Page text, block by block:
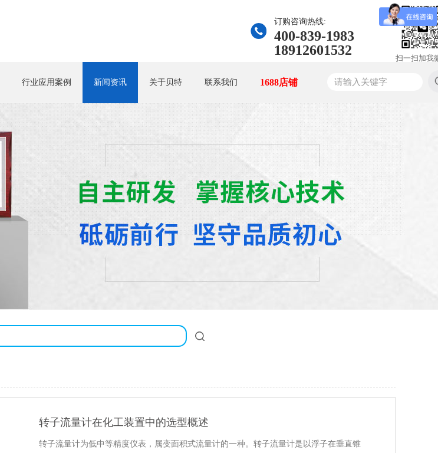
扫一扫加我
订购咨询热线:
400-839-1983
18912601532
行业应用案例 新闻资讯 关于贝特 联系我们 1688店铺
转子流量计在化工装置中的选型概述
转子流量计为低中等精度仪表，属变面积式流量计的一种。转子流量计是以浮子在垂直锥